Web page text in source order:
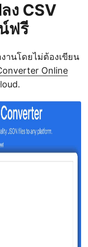
ง CSV
ฟรี
านโดยไม่ต้องเขียน
Online